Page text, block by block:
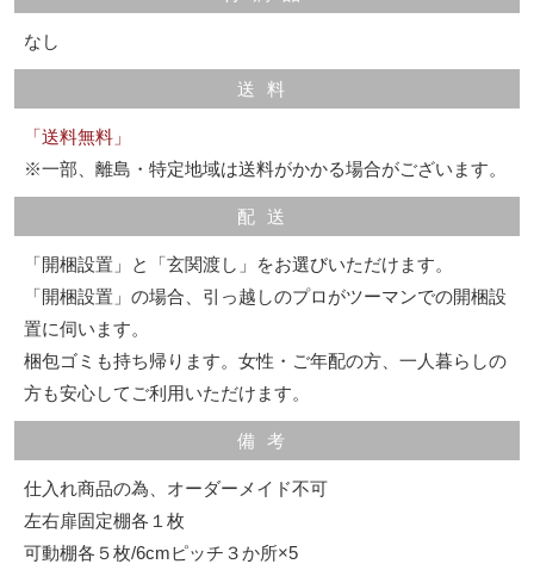
なし
送料
「送料無料」
※一部、離島・特定地域は送料がかかる場合がございます。
配送
「開梱設置」と「玄関渡し」をお選びいただけます。
「開梱設置」の場合、引っ越しのプロがツーマンでの開梱設
置に伺います。
梱包ゴミも持ち帰ります。女性・ご年配の方、一人暮らしの
方も安心してご利用いただけます。
備考
仕入れ商品の為、オーダーメイド不可
左右扉固定棚各１枚
可動棚各５枚/6cmピッチ３か所×5